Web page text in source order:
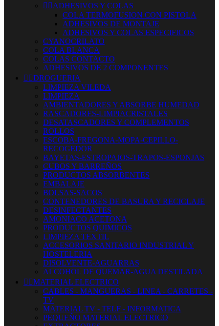
 ADHESIVOS Y COLAS
COLA TERMOFUSION CON PISTOLA
ADHESIVOS DE MONTAJE
ADHESIVOS Y COLAS ESPECIFICOS
CYANOCRILATO
COLA BLANCA
COLAS CONTACTO
ADHESIVOS DE 2 COMPONENTES
 DROGUERIA
LIMPIEZA VILEDA
LIMPIEZA
AMBIENTADORES Y ABSORBE HUMEDAD
RASCADORES-LIMPIACRISTALES
DESATASCADORES Y COMPLEMENTOS
ROLLOS
ESCOBA-FREGONA-MOPA-CEPILLO-
RECOGEDOR
BAYETAS-ESTROPAJOS-TRAPOS-ESPONJAS
CUBOS Y BARREÑOS
PRODUCTOS ABSORBENTES
EMBALAJE
BOLSAS-SACOS
CONTENEDORES DE BASURA Y RECICLAJE
DESINFECTANTES
AMONIACO ACETONA
PRODUCTOS QUIMICOS
LIMPIEZA TEXTIL
ACCESORIOS SANITARIO INDUSTRIAL Y
HOSTELERIA
DISOLVENTE-AGUARRAS
ALCOHOL DE QUEMAR-AGUA DESTILADA
 MATERIAL ELECTRICO
CABLES - MANGUERAS - LINEA - CARRETES -
TV
MATERIAL TV - TELF - INFORMATICA
PEQUEÑO MATERIAL ELECTRICO